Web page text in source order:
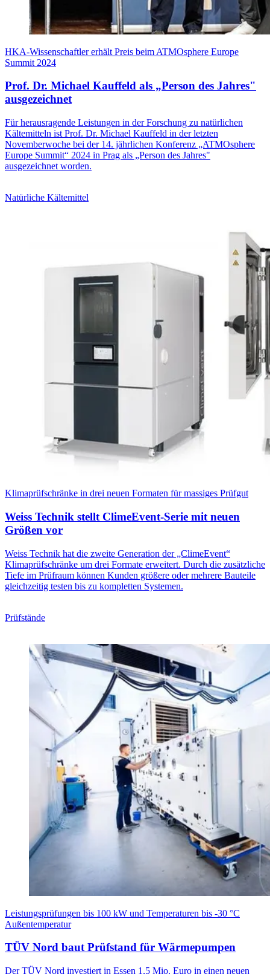
HKA-Wissenschaftler erhält Preis beim ATMOsphere Europe
Summit 2024
Prof. Dr. Michael Kauffeld als „Person des Jahres"
ausgezeichnet
Für herausragende Leistungen in der Forschung zu natürlichen
Kältemitteln ist Prof. Dr. Michael Kauffeld in der letzten
Novemberwoche bei der 14. jährlichen Konferenz „ATMOsphere
Europe Summit“ 2024 in Prag als „Person des Jahres"
ausgezeichnet worden.
Natürliche Kältemittel
Klimaprüfschränke in drei neuen Formaten für massiges Prüfgut
Weiss Technik stellt ClimeEvent-Serie mit neuen
Größen vor
Weiss Technik hat die zweite Generation der „ClimeEvent“
Klimaprüfschränke um drei Formate erweitert. Durch die zusätzliche
Tiefe im Prüfraum können Kunden größere oder mehrere Bauteile
gleichzeitig testen bis zu kompletten Systemen.
Prüfstände
Leistungsprüfungen bis 100 kW und Temperaturen bis -30 °C
Außentemperatur
TÜV Nord baut Prüfstand für Wärmepumpen
Der TÜV Nord investiert in Essen 1,5 Mio. Euro in einen neuen